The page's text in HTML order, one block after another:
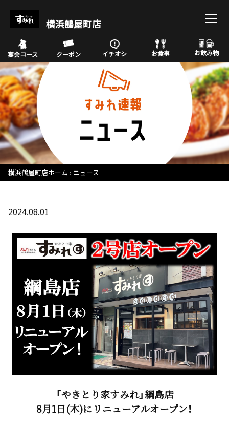
横浜鶴屋町店
宴会コース クーポン イチオシ お食事 お飲み物
横浜鶴屋町店ホーム ニュース
2024.08.01
「やきとり家すみれ」綱島店
8月1日(木)にリニューアルオープン！